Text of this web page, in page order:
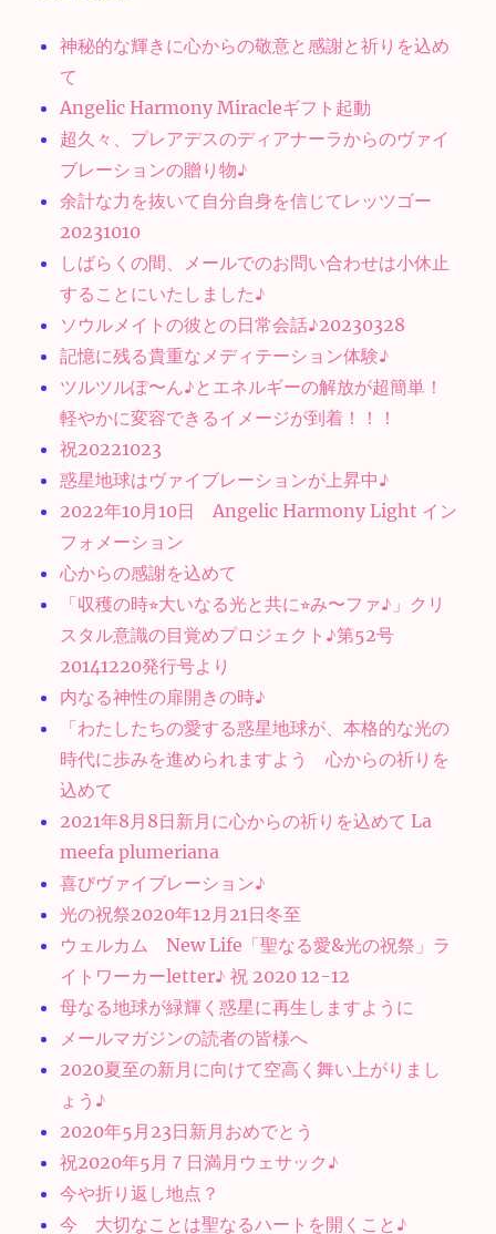
神秘的な輝きに心からの敬意と感謝と祈りを込め
て
Angelic Harmony Miracleギフト起動
超久々、プレアデスのディアナーラからのヴァイ
ブレーションの贈り物♪
余計な力を抜いて自分自身を信じてレッツゴー
20231010
しばらくの間、メールでのお問い合わせは小休止
することにいたしました♪
ソウルメイトの彼との日常会話♪20230328
記憶に残る貴重なメディテーション体験♪
ツルツルぽ〜ん♪とエネルギーの解放が超簡単！
軽やかに変容できるイメージが到着！！！
祝20221023
惑星地球はヴァイブレーションが上昇中♪
2022年10月10日 Angelic Harmony Light イン
フォメーション
心からの感謝を込めて
「収穫の時⭐︎大いなる光と共に⭐︎み〜ファ♪」クリ
スタル意識の目覚めプロジェクト♪第52号
20141220発行号より
内なる神性の扉開きの時♪
「わたしたちの愛する惑星地球が、本格的な光の
時代に歩みを進められますよう 心からの祈りを
込めて
2021年8月8日新月に心からの祈りを込めて La
meefa plumeriana
喜びヴァイブレーション♪
光の祝祭2020年12月21日冬至
ウェルカム New Life「聖なる愛&光の祝祭」ラ
イトワーカーletter♪ 祝 2020 12-12
母なる地球が緑輝く惑星に再生しますように
メールマガジンの読者の皆様へ
2020夏至の新月に向けて空高く舞い上がりまし
ょう♪
2020年5月23日新月おめでとう
祝2020年5月７日満月ウェサック♪
今や折り返し地点？
今 大切なことは聖なるハートを開くこと♪